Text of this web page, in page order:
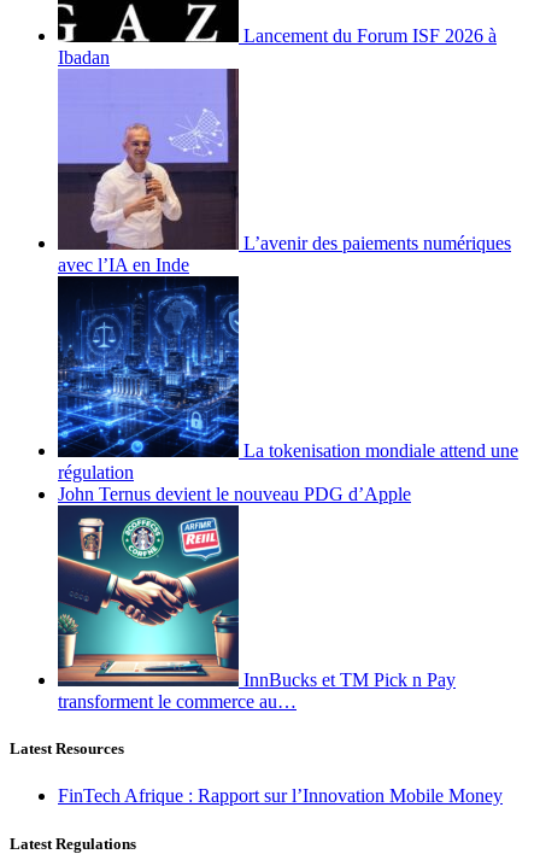
Lancement du Forum ISF 2026 à
Ibadan
L’avenir des paiements numériques
avec l’IA en Inde
La tokenisation mondiale attend une
régulation
John Ternus devient le nouveau PDG d’Apple
InnBucks et TM Pick n Pay
transforment le commerce au…
Latest Resources
FinTech Afrique : Rapport sur l’Innovation Mobile Money
Latest Regulations